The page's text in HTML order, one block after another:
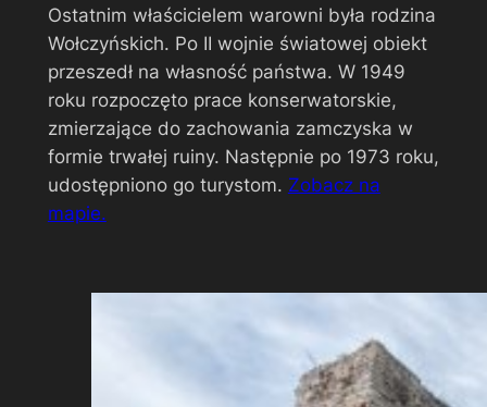
Ostatnim właścicielem warowni była rodzina
Wołczyńskich. Po II wojnie światowej obiekt
przeszedł na własność państwa. W 1949
roku rozpoczęto prace konserwatorskie,
zmierzające do zachowania zamczyska w
formie trwałej ruiny. Następnie po 1973 roku,
udostępniono go turystom. Zobacz na
mapie.